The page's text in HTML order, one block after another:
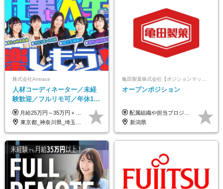
株式会社Antrace
人材コーディネーター／未経
験歓迎／フルリモ可／年休127
日／おしゃれ自由／海外研修
年10回／美容・サウナ割あり
月給25万円～35万円＋インセンティブ 未経験者：月給25万円～＋インセンティブ 経験者：月給35万円～＋インセンティブ （※経験者は営業経験5年以上の方を想定） ※経験・スキルなどを考慮のうえ、決定します ※時間外手当は別途全額支給します
東京都_神奈川県_埼玉県_千葉県_大阪府_愛知県_北海道_青森県_岩手県_宮城県_秋田県_山形県_福島県_茨城県_栃木県_群馬県_新潟県_山梨県_長野県_富山県_石川県_福井県_静岡県_岐阜県_三重県_兵庫県_京都府_滋賀県_奈良県_和歌山県_広島県_岡山県_鳥取県_島根県_山口県_徳島県_香川県_愛媛県_高知県_福岡県_熊本県_佐賀県_長崎県_大分県_宮崎県_鹿児島県_沖縄県
オープンポジション
配属組織や担当プロジェクトにより異なります。 想定年収：400万円～1000万円 ※ご経験やスキルに応じて決定します。 ※上記想定年収はあくまでも目安の金額であり、 選考を通じて上下する可能性があります。
新潟県